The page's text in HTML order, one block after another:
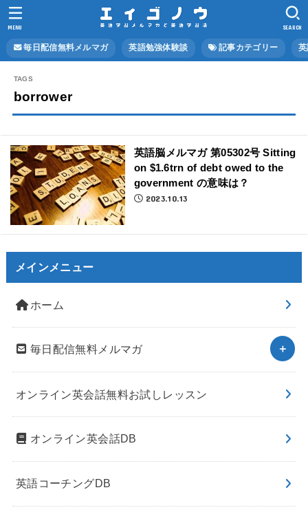
毎日配信無料メルマガ 英語勉強体験談 記事カテゴリー
SEARCH
MENU
borrower
英語脳メルマガ 第05302号 Sitting
on $1.6trn of debt owed to the
government の意味は？
2023.10.13
メインメニュー
ホーム
毎日配信無料メルマガ
オンライン英会話無料お試しレッスン
オンライン英会話DB
英語コーチングDB